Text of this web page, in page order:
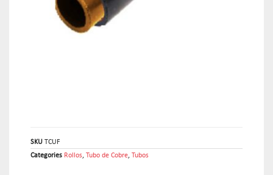
SKU TCUF
Categories Rollos, Tubo de Cobre, Tubos